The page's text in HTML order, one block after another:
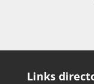
Links